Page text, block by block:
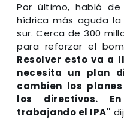
Por último, habló de
hídrica más aguda
sur. Cerca de 300
para reforzar el
Resolver esto va a
necesita un plan
cambien los
los directivos.
trabajando el IPA"